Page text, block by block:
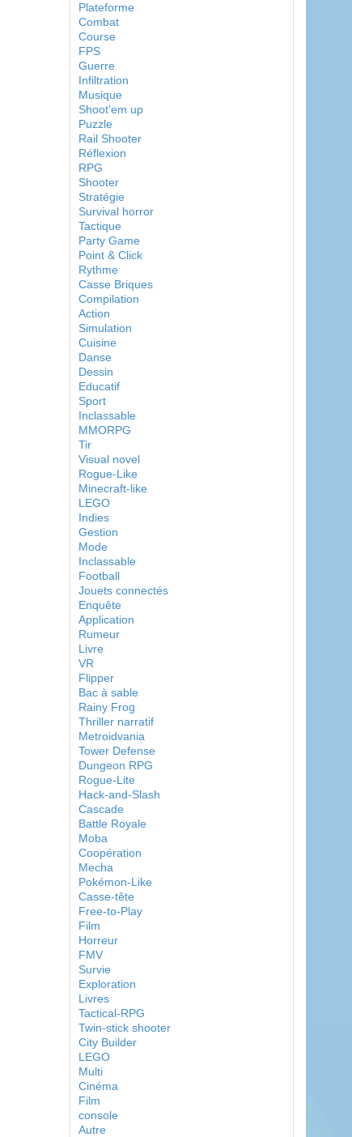
Plateforme
Combat
Course
FPS
Guerre
Infiltration
Musique
Shoot'em up
Puzzle
Rail Shooter
Réflexion
RPG
Shooter
Stratégie
Survival horror
Tactique
Party Game
Point & Click
Rythme
Casse Briques
Compilation
Action
Simulation
Cuisine
Danse
Dessin
Educatif
Sport
Inclassable
MMORPG
Tir
Visual novel
Rogue-Like
Minecraft-like
LEGO
Indies
Gestion
Mode
Inclassable
Football
Jouets connectés
Enquête
Application
Rumeur
Livre
VR
Flipper
Bac à sable
Rainy Frog
Thriller narratif
Metroidvania
Tower Defense
Dungeon RPG
Rogue-Lite
Hack-and-Slash
Cascade
Battle Royale
Moba
Coopération
Mecha
Pokémon-Like
Casse-tête
Free-to-Play
Film
Horreur
FMV
Survie
Exploration
Livres
Tactical-RPG
Twin-stick shooter
City Builder
LEGO
Multi
Cinéma
Film
console
Autre